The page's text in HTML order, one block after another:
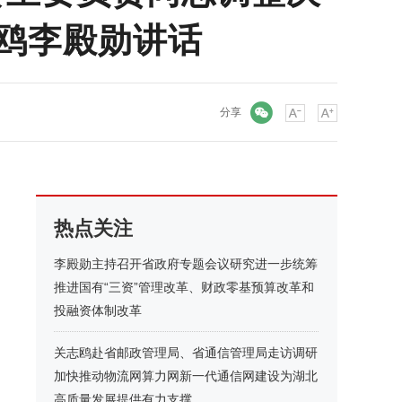
李殿勋讲话
分享
热点关注
李殿勋主持召开省政府专题会议研究进一步统筹
推进国有“三资”管理改革、财政零基预算改革和
投融资体制改革
关志鸥赴省邮政管理局、省通信管理局走访调研
加快推动物流网算力网新一代通信网建设为湖北